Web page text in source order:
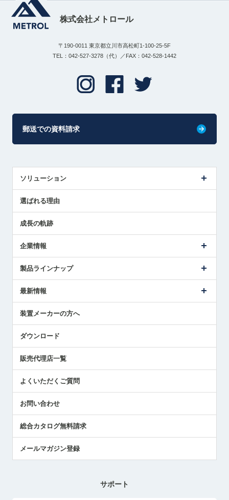
株式会社メトロール
〒190-0011 東京都立川市高松町1-100-25-5F
TEL：042-527-3278（代）／FAX：042-528-1442
郵送での資料請求
ソリューション
解決策提案
選ばれる理由
成長の軌跡
企業情報
ごあいさつ
受賞履歴
採用情報
国/地域/言語
製品ラインナップ
ツールセッタ製品
エアマイクロセンサ製品
最新情報
メトロールの技術
社員ブログ
中小企業のBCP地震対策
センサのテクニカルガイド
社長ブログ
装置メーカーの方へ
ダウンロード
販売代理店一覧
よくいただくご質問
お問い合わせ
総合カタログ無料請求
メールマガジン登録
サポート